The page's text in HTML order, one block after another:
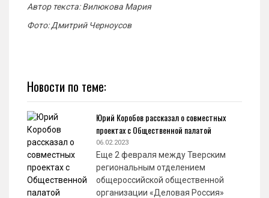
Автор текста: Вилюкова Мария
Фото: Дмитрий Черноусов
Новости по теме:
Юрий Коробов рассказал о совместных
проектах с Общественной палатой
06.02.2023
Еще 2 февраля между Тверским
региональным отделением
общероссийской общественной
организации «Деловая Россия»